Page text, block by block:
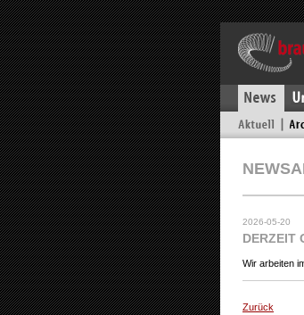
2026-05-20
DERZEIT
Wir arbeiten
Zurück